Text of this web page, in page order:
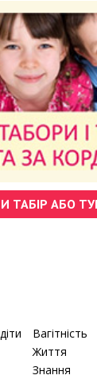
ТАБІР АБО
Вагітність
Життя
Знання